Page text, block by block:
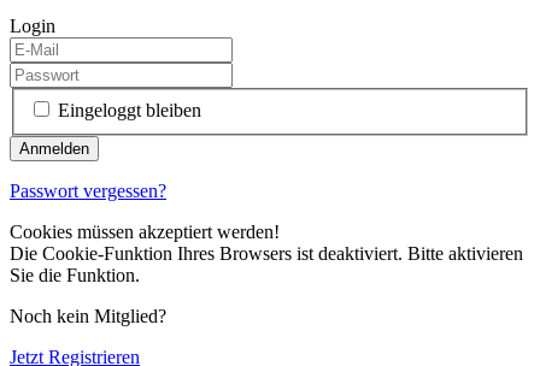
Login
Eingeloggt bleiben
Passwort vergessen?
Cookies müssen akzeptiert werden!
Die Cookie-Funktion Ihres Browsers ist deaktiviert. Bitte aktivieren
Sie die Funktion.
Noch kein Mitglied?
Jetzt Registrieren